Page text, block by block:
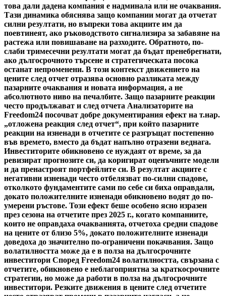
това дали дадена компания е надминала или не очаквания.
Тази динамика обяснява защо компании могат да отчетат
силни резултати, но въпреки това акциите им да
поевтинеят, ако ръководството сигнализира за забавяне на
растежа или повишаване на разходите. Обратното, по-
слаби тримесечни резултати могат да бъдат пренебрегнати,
ако дългосрочното търсене и стратегическата посока
останат непроменени. В този контекст движението на
цените след отчет отразява основно разликата между
пазарните очаквания и новата информация, а не
абсолютното ниво на печалбите. Защо пазарните реакции
често продължават и след отчета Анализаторите на
Freedom24 посочват добре документирания ефект на т.нар.
„отложена реакция след отчет“, при който пазарните
реакции на изненади в отчетите се разгръщат постепенно
във времето, вместо да бъдат напълно отразени веднага.
Инвеститорите обикновено се нуждаят от време, за да
ревизират прогнозите си, да коригират оценъчните модели
и да пренастроят портфейлите си. В резултат акциите с
негативни изненади често отбелязват по-силни спадове,
отколкото фундаментите сами по себе си биха оправдали,
докато положителните изненади обикновено водят до по-
умерени ръстове. Този ефект беше особено ясно изразен
през сезона на отчетите през 2025 г., когато компаниите,
които не оправдаха очакванията, отчетоха средни спадове
на цените от близо 5%, докато положителните изненади
доведоха до значително по-ограничени покачвания. Защо
волатилността може да е в полза на дългосрочните
инвеститори Според Freedom24 волатилността, свързана с
отчетите, обикновено е неблагоприятна за краткосрочните
стратегии, но може да работи в полза на дългосрочните
инвеститори. Резките движения в цените след отчетите